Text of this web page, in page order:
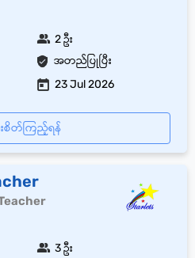
အတည်ပြုပြီး
2 ဦး
23 Jul 2026
စိတ်ကြည့်ရန်
3 ဦး